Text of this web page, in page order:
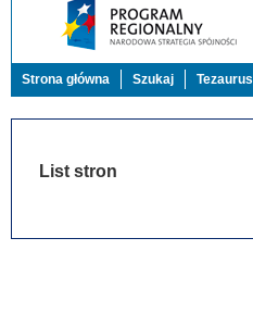
Strona główna Szukaj Tezaurus
List stron